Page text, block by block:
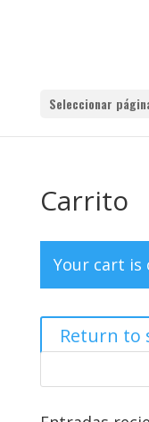
Seleccionar
Carrito
Your cart is
Return to